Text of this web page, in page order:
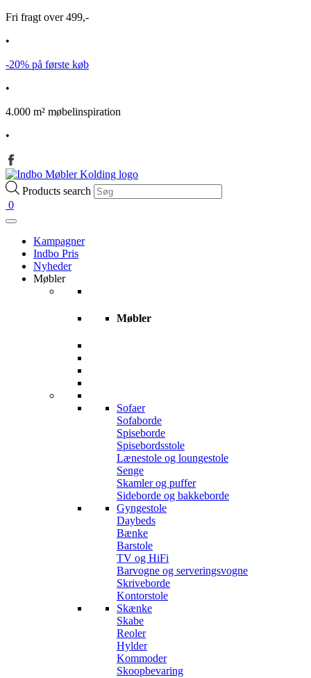
Fri fragt over 499,-
•
-20% på første køb
•
4.000 m² møbelinspiration
•
Products search
0
Kampagner
Indbo Pris
Nyheder
Møbler
Møbler
Sofaer
Sofaborde
Spiseborde
Spisebordsstole
Lænestole og loungestole
Senge
Skamler og puffer
Sideborde og bakkeborde
Gyngestole
Daybeds
Bænke
Barstole
TV og HiFi
Barvogne og serveringsvogne
Skriveborde
Kontorstole
Skænke
Skabe
Reoler
Hylder
Kommoder
Skoopbevaring